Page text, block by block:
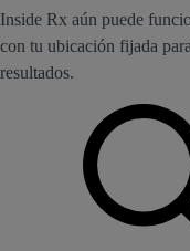
Inside Rx aún puede
con tu ubicación fijada
resultados.